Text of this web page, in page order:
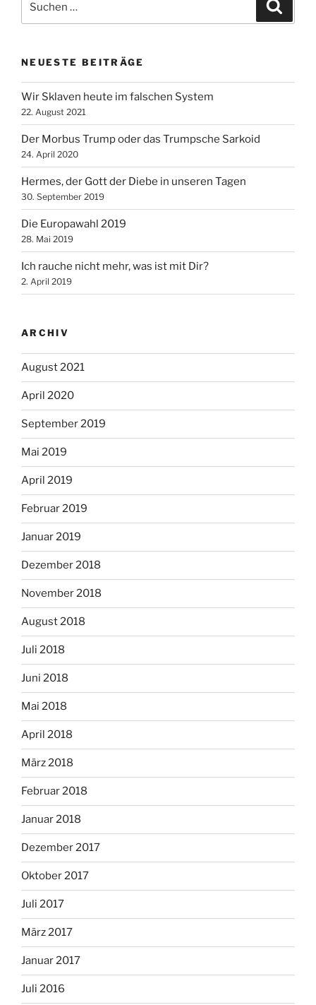
nach:
NEUESTE BEITRÄGE
Wir Sklaven heute im falschen System
22. August 2021
Der Morbus Trump oder das Trumpsche Sarkoid
24. April 2020
Hermes, der Gott der Diebe in unseren Tagen
30. September 2019
Die Europawahl 2019
28. Mai 2019
Ich rauche nicht mehr, was ist mit Dir?
2. April 2019
ARCHIV
August 2021
April 2020
September 2019
Mai 2019
April 2019
Februar 2019
Januar 2019
Dezember 2018
November 2018
August 2018
Juli 2018
Juni 2018
Mai 2018
April 2018
März 2018
Februar 2018
Januar 2018
Dezember 2017
Oktober 2017
Juli 2017
März 2017
Januar 2017
Juli 2016